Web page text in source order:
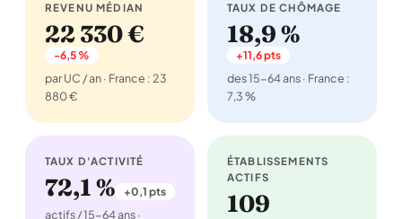
REVENU MÉDIAN
22 330 €
-6,5 %
par UC / an · France : 23
880 €
TAUX DE CHÔMAGE
18,9 %
+11,6 pts
des 15-64 ans · France :
7,3 %
TAUX D'ACTIVITÉ
72,1 % +0,1 pts
actifs / 15-64 ans ·
ÉTABLISSEMENTS
ACTIFS
109